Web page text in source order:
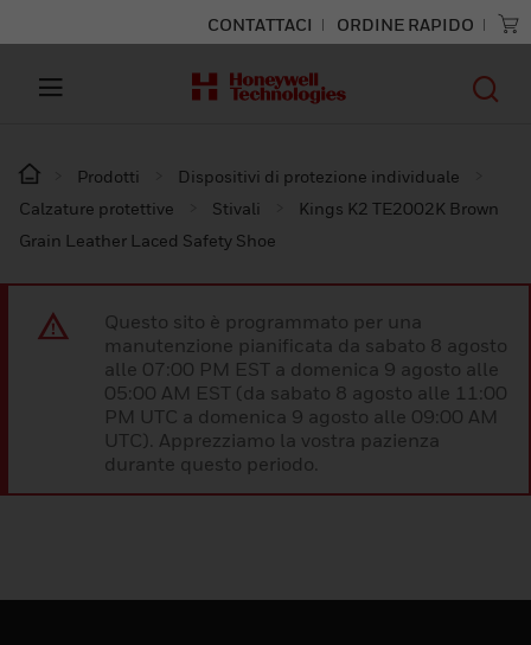
CONTATTACI ORDINE RAPIDO
Prodotti
Dispositivi di protezione individuale
Calzature protettive
Stivali
Kings K2 TE2002K Brown
Grain Leather Laced Safety Shoe
Questo sito è programmato per una
manutenzione pianificata da sabato 8 agosto
alle 07:00 PM EST a domenica 9 agosto alle
05:00 AM EST (da sabato 8 agosto alle 11:00
PM UTC a domenica 9 agosto alle 09:00 AM
UTC). Apprezziamo la vostra pazienza
durante questo periodo.